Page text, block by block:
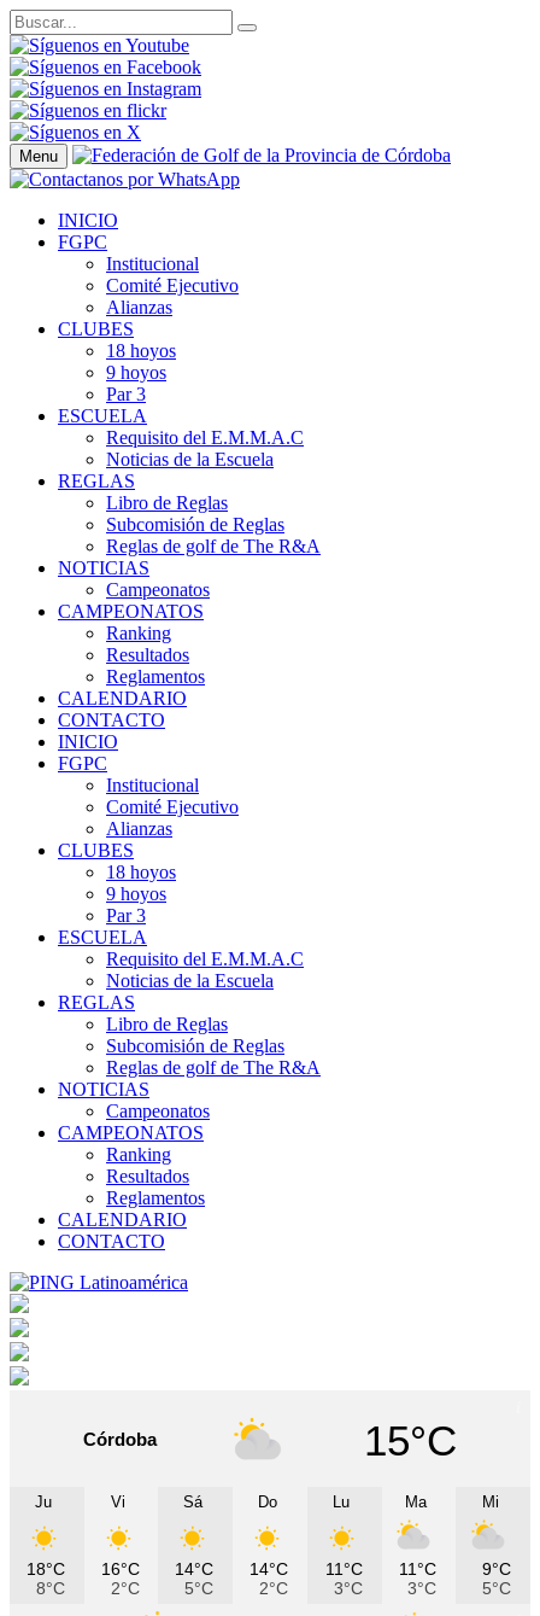
Menu
INICIO
FGPC
Institucional
Comité Ejecutivo
Alianzas
CLUBES
18 hoyos
9 hoyos
Par 3
ESCUELA
Requisito del E.M.M.A.C
Noticias de la Escuela
REGLAS
Libro de Reglas
Subcomisión de Reglas
Reglas de golf de The R&A
NOTICIAS
Campeonatos
CAMPEONATOS
Ranking
Resultados
Reglamentos
CALENDARIO
CONTACTO
INICIO
FGPC
Institucional
Comité Ejecutivo
Alianzas
CLUBES
18 hoyos
9 hoyos
Par 3
ESCUELA
Requisito del E.M.M.A.C
Noticias de la Escuela
REGLAS
Libro de Reglas
Subcomisión de Reglas
Reglas de golf de The R&A
NOTICIAS
Campeonatos
CAMPEONATOS
Ranking
Resultados
Reglamentos
CALENDARIO
CONTACTO
Córdoba 15°C
Ju
18°C
8°C
Vi
16°C
2°C
Sá
14°C
5°C
Do
14°C
2°C
Lu
11°C
3°C
Ma
11°C
3°C
Mi
9°C
5°C